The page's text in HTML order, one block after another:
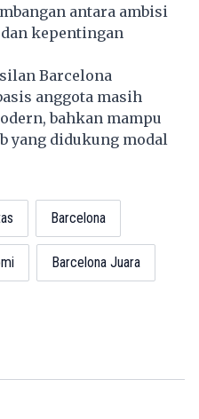
antara ambisi
kepentingan
Barcelona
anggota masih
bahkan mampu
yang didukung modal
Barcelona
Barcelona Juara